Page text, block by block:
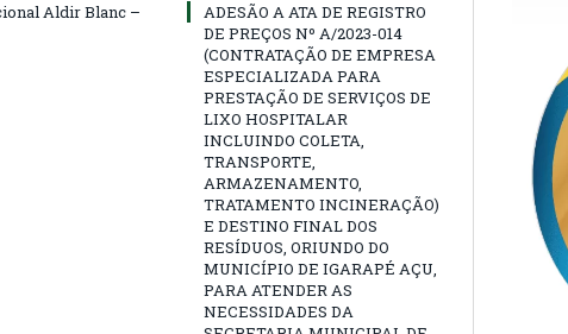
Aldir Blanc –
ADESÃO A ATA DE REGISTRO
DE PREÇOS Nº A/2023-014
(CONTRATAÇÃO DE EMPRESA
ESPECIALIZADA PARA
PRESTAÇÃO DE SERVIÇOS DE
LIXO HOSPITALAR
INCLUINDO COLETA,
TRANSPORTE,
ARMAZENAMENTO,
TRATAMENTO INCINERAÇÃO)
E DESTINO FINAL DOS
RESÍDUOS, ORIUNDO DO
MUNICÍPIO DE IGARAPÉ AÇU,
PARA ATENDER AS
NECESSIDADES DA